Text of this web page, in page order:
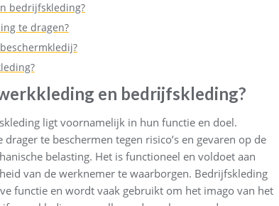
bedrijfskleding?
te dragen?
en bedrijfskleding?
ligt voornamelijk in hun functie en doel.
te beschermen tegen risico’s en gevaren op de
belasting. Het is functioneel en voldoet aan
van de werknemer te waarborgen. Bedrijfskleding
functie en wordt vaak gebruikt om het imago van het